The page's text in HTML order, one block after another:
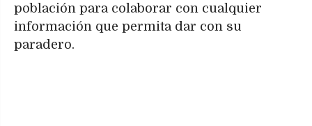
población para colaborar con cualquier
información que permita dar con su
paradero.